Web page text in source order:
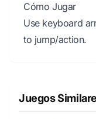
Cómo Jugar
Use keyboard
to jump/action.
Juegos